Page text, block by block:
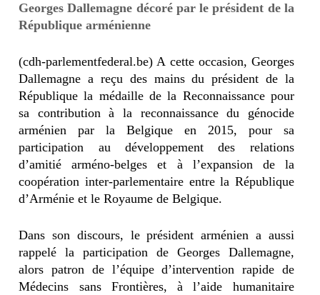
Georges Dallemagne décoré par le président de la
République arménienne
(cdh-parlementfederal.be) A cette occasion, Georges
Dallemagne a reçu des mains du président de la
République la médaille de la Reconnaissance pour
sa contribution à la reconnaissance du génocide
arménien par la Belgique en 2015, pour sa
participation au développement des relations
d’amitié arméno-belges et à l’expansion de la
coopération inter-parlementaire entre la République
d’Arménie et le Royaume de Belgique.
Dans son discours, le président arménien a aussi
rappelé la participation de Georges Dallemagne,
alors patron de l’équipe d’intervention rapide de
Médecins sans Frontières, à l’aide humanitaire